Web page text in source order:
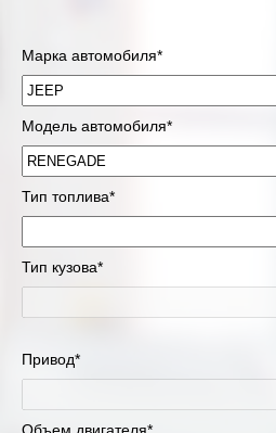
Марка автомобиля*
Модель автомобиля*
Тип топлива*
Тип кузова*
Привод*